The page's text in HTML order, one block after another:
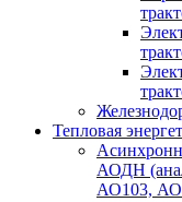
Тепловая
АОДН
АО103,